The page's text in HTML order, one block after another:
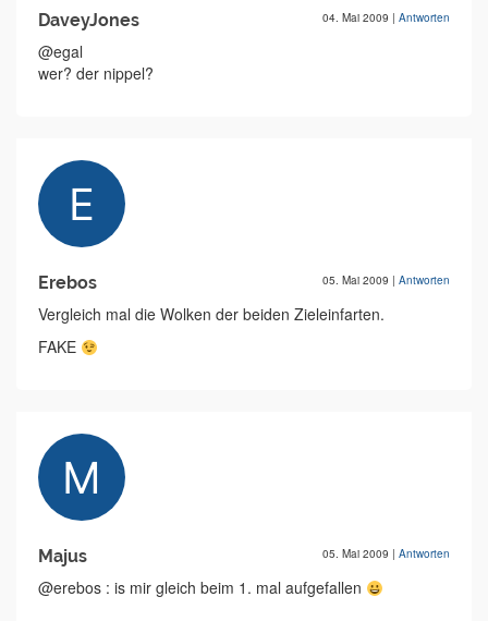
DaveyJones 04. Mai 2009 | Antworten
@egal
wer? der nippel?
Erebos 05. Mai 2009 | Antworten
Vergleich mal die Wolken der beiden Zieleinfarten.
FAKE
Majus 05. Mai 2009 | Antworten
@erebos : is mir gleich beim 1. mal aufgefallen